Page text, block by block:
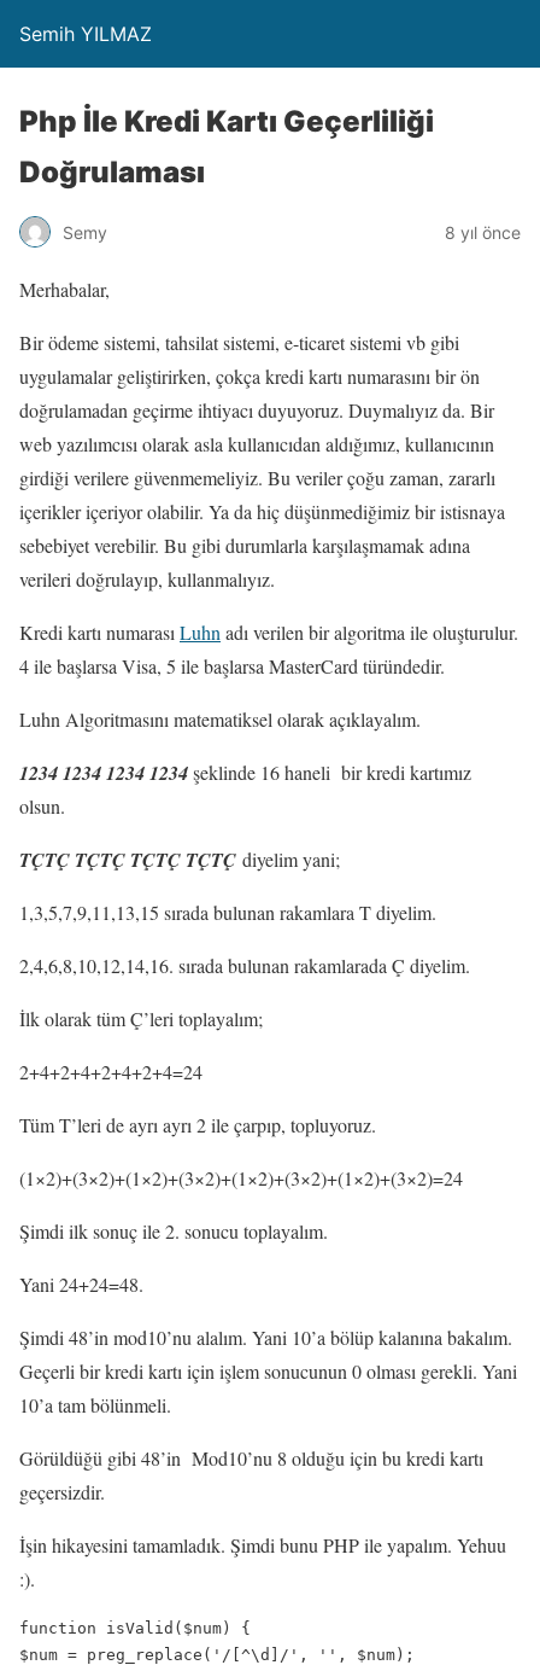
Semih YILMAZ
Php İle Kredi Kartı Geçerliliği
Doğrulaması
Semy 8 yıl önce
Merhabalar,
Bir ödeme sistemi, tahsilat sistemi, e-ticaret sistemi vb gibi
uygulamalar geliştirirken, çokça kredi kartı numarasını bir ön
doğrulamadan geçirme ihtiyacı duyuyoruz. Duymalıyız da. Bir
web yazılımcısı olarak asla kullanıcıdan aldığımız, kullanıcının
girdiği verilere güvenmemeliyiz. Bu veriler çoğu zaman, zararlı
içerikler içeriyor olabilir. Ya da hiç düşünmediğimiz bir istisnaya
sebebiyet verebilir. Bu gibi durumlarla karşılaşmamak adına
verileri doğrulayıp, kullanmalıyız.
Kredi kartı numarası Luhn adı verilen bir algoritma ile oluşturulur.
4 ile başlarsa Visa, 5 ile başlarsa MasterCard türündedir.
Luhn Algoritmasını matematiksel olarak açıklayalım.
1234 1234 1234 1234şeklinde 16 haneli bir kredi kartımız
olsun.
TÇTÇ TÇTÇ TÇTÇ TÇTÇ diyelim yani;
1,3,5,7,9,11,13,15 sırada bulunan rakamlara T diyelim.
2,4,6,8,10,12,14,16. sırada bulunan rakamlarada Ç diyelim.
İlk olarak tüm Ç’leri toplayalım;
2+4+2+4+2+4+2+4=24
Tüm T’leri de ayrı ayrı 2 ile çarpıp, topluyoruz.
(1×2)+(3×2)+(1×2)+(3×2)+(1×2)+(3×2)+(1×2)+(3×2)=24
Şimdi ilk sonuç ile 2. sonucu toplayalım.
Yani 24+24=48.
Şimdi 48’in mod10’nu alalım. Yani 10’a bölüp kalanına bakalım.
Geçerli bir kredi kartı için işlem sonucunun 0 olması gerekli. Yani
10’a tam bölünmeli.
Görüldüğü gibi 48’in Mod10’nu 8 olduğu için bu kredi kartı
geçersizdir.
İşin hikayesini tamamladık. Şimdi bunu PHP ile yapalım. Yehuu
:).
function isValid($num) {
$num = preg_replace('/[^\d]/', '', $num);